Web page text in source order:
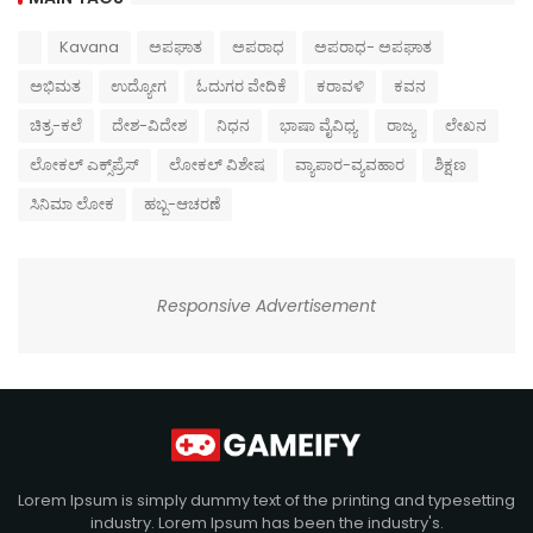
Kavana ಅಪಘಾತ ಅಪರಾಧ
ಅಪರಾಧ- ಅಪಘಾತ
ಅಭಿಮತ
ಉದ್ಯೋಗ ಓದುಗರ ವೇದಿಕೆ ಕರಾವಳಿ
ಕವನ
ಚಿತ್ರ-ಕಲೆ
ದೇಶ-ವಿದೇಶ ನಿಧನ ಭಾಷಾ ವೈವಿಧ್ಯ ರಾಜ್ಯ
ಲೇಖನ
ಲೋಕಲ್ ಎಕ್ಸ್‌ಪ್ರೆಸ್
ಲೋಕಲ್ ವಿಶೇಷ ವ್ಯಾಪಾರ-ವ್ಯವಹಾರ
ಶಿಕ್ಷಣ
ಸಿನಿಮಾ ಲೋಕ
ಹಬ್ಬ-ಆಚರಣೆ
Responsive Advertisement
Lorem Ipsum is simply dummy text of the printing and typesetting
industry. Lorem Ipsum has been the industry's.